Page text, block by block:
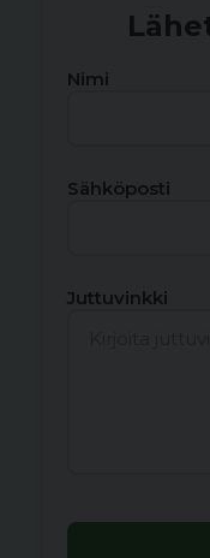
Nimi
Sähköposti
Juttuvinkki